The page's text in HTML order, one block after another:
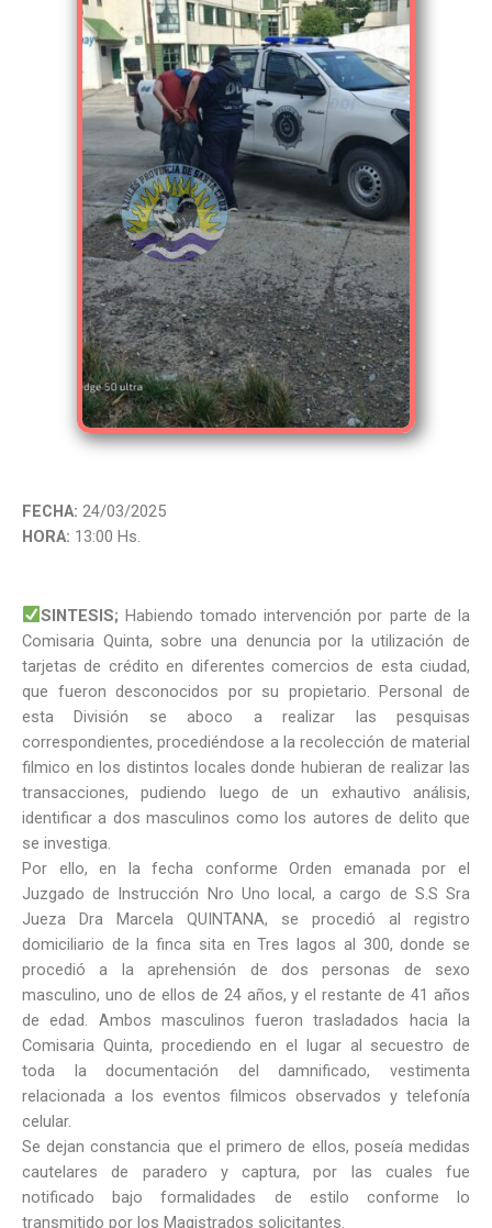
FECHA: 24/03/2025
HORA: 13:00 Hs.
SINTESIS; Habiendo tomado intervención por parte de la
Comisaria Quinta, sobre una denuncia por la utilización de
tarjetas de crédito en diferentes comercios de esta ciudad,
que fueron desconocidos por su propietario. Personal de
esta División se aboco a realizar las pesquisas
correspondientes, procediéndose a la recolección de material
filmico en los distintos locales donde hubieran de realizar las
transacciones, pudiendo luego de un exhautivo análisis,
identificar a dos masculinos como los autores de delito que
se investiga.
Por ello, en la fecha conforme Orden emanada por el
Juzgado de Instrucción Nro Uno local, a cargo de S.S Sra
Jueza Dra Marcela QUINTANA, se procedió al registro
domiciliario de la finca sita en Tres lagos al 300, donde se
procedió a la aprehensión de dos personas de sexo
masculino, uno de ellos de 24 años, y el restante de 41 años
de edad. Ambos masculinos fueron trasladados hacia la
Comisaria Quinta, procediendo en el lugar al secuestro de
toda la documentación del damnificado, vestimenta
relacionada a los eventos filmicos observados y telefonía
celular.
Se dejan constancia que el primero de ellos, poseía medidas
cautelares de paradero y captura, por las cuales fue
notificado bajo formalidades de estilo conforme lo
transmitido por los Magistrados solicitantes.